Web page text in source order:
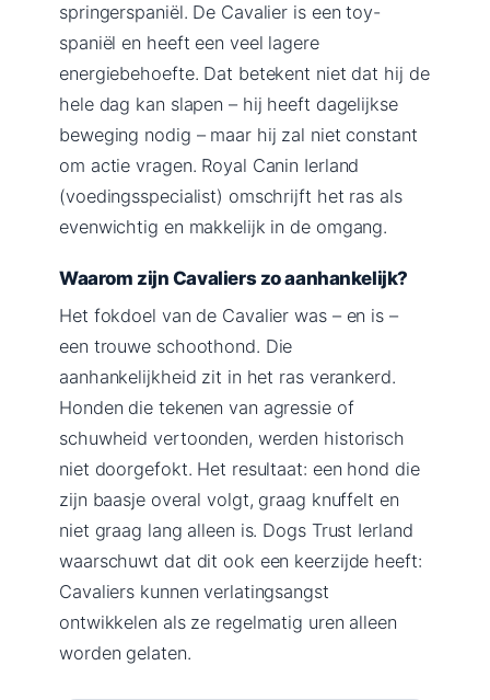
springerspaniël. De Cavalier is een toy-
spaniël en heeft een veel lagere
energiebehoefte. Dat betekent niet dat hij de
hele dag kan slapen – hij heeft dagelijkse
beweging nodig – maar hij zal niet constant
om actie vragen. Royal Canin Ierland
(voedingsspecialist) omschrijft het ras als
evenwichtig en makkelijk in de omgang.
Waarom zijn Cavaliers zo aanhankelijk?
Het fokdoel van de Cavalier was – en is –
een trouwe schoothond. Die
aanhankelijkheid zit in het ras verankerd.
Honden die tekenen van agressie of
schuwheid vertoonden, werden historisch
niet doorgefokt. Het resultaat: een hond die
zijn baasje overal volgt, graag knuffelt en
niet graag lang alleen is. Dogs Trust Ierland
waarschuwt dat dit ook een keerzijde heeft:
Cavaliers kunnen verlatingsangst
ontwikkelen als ze regelmatig uren alleen
worden gelaten.